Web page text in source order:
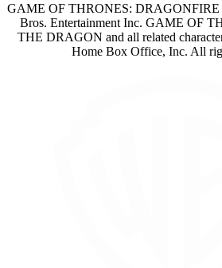
GAME OF THRONES: DRAGONFIRE
Bros. Entertainment Inc. GAME OF
THE DRAGON and all related
Home Box Office, Inc. All